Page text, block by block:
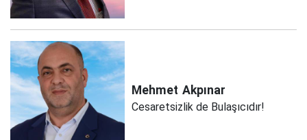
Mehmet Akpınar
Cesaretsizlik de Bulaşıcıdır!